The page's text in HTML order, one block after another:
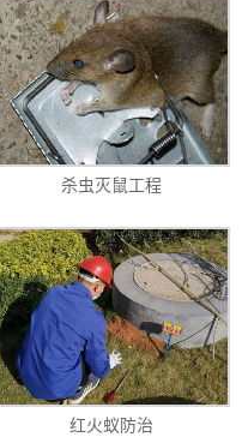
杀虫灭鼠工程
红火蚁防治